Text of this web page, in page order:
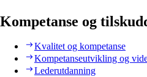
Kompetanse og
Kvalitet og kompetanse
Kompetanseutvikling og
Lederutdanning